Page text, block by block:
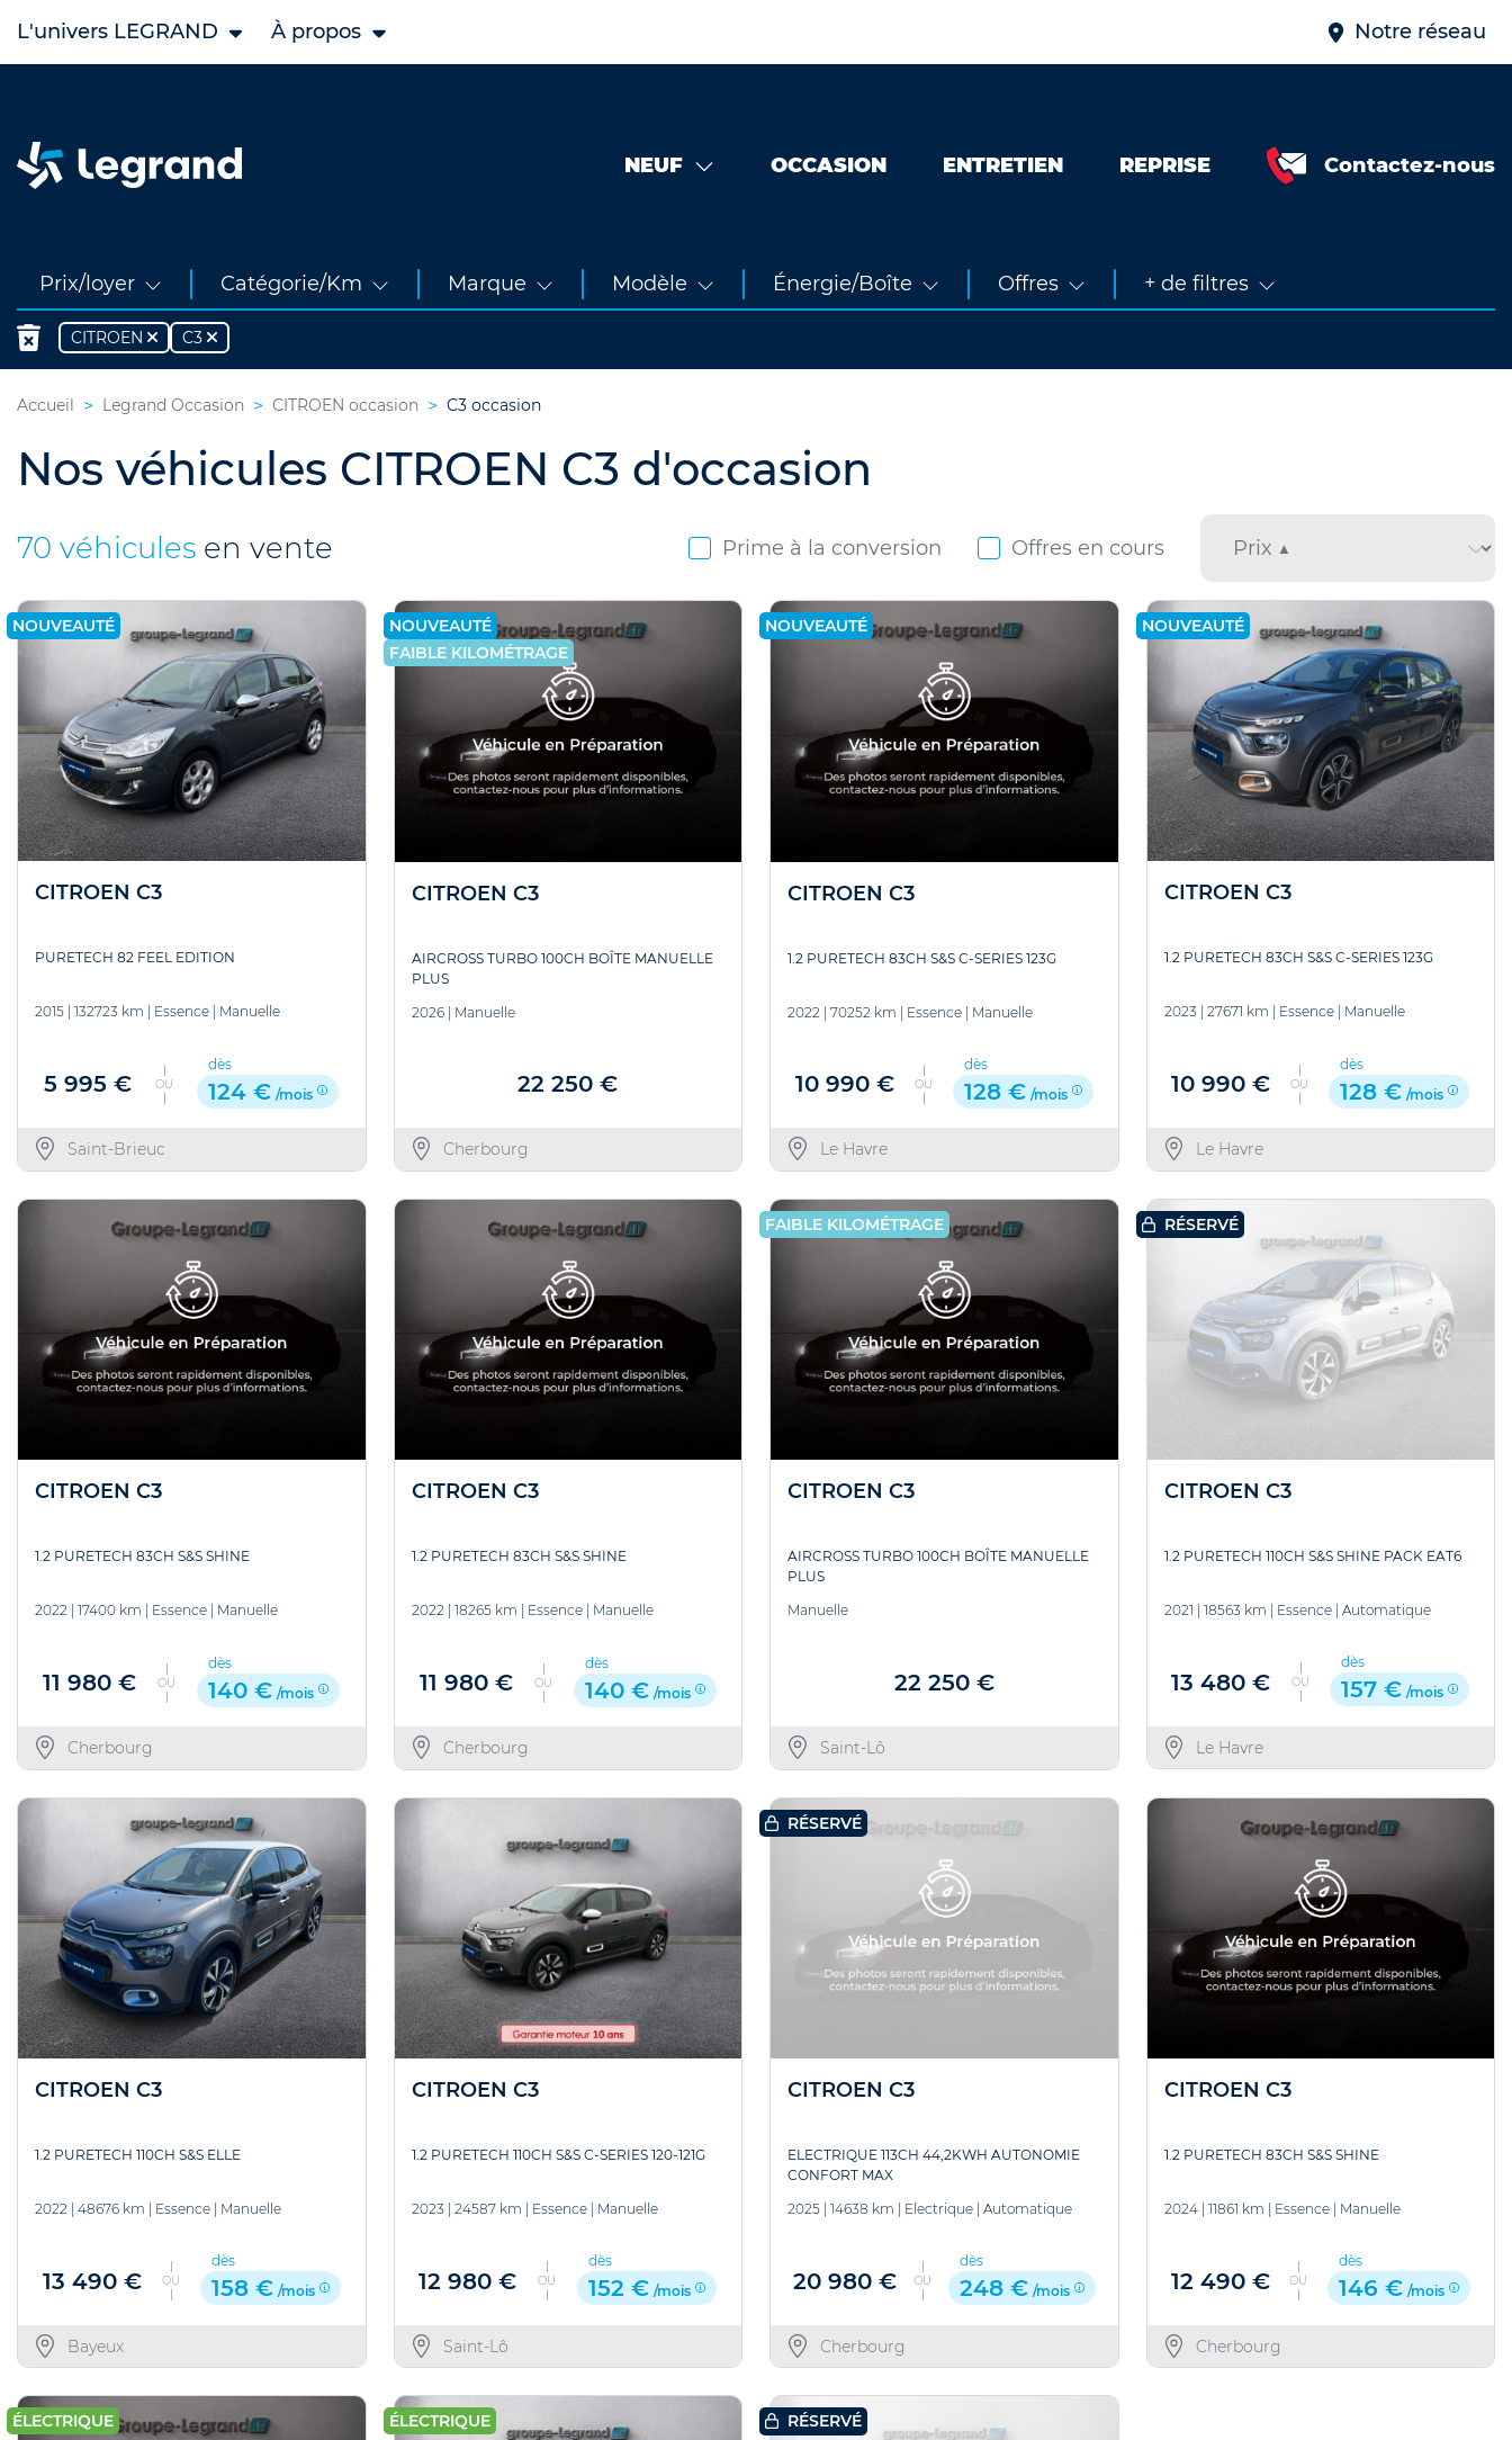
L'univers LEGRAND À propos Notre réseau
NEUF OCCASION ENTRETIEN REPRISE
Contactez-nous
Prix/loyer Catégorie/Km Marque Modèle Énergie/Boîte Offres + de filtres
CITROEN C3
Accueil Legrand Occasion CITROEN occasion C3 occasion
Nos véhicules CITROEN C3 d'occasion
70 véhicules en vente Prime à la conversion Offres en cours
NOUVEAUTÉ
CITROEN C3
PURETECH 82 FEEL EDITION
2015 132723 km Essence Manuelle
5 995 € OU
dès
124 € /mois
Saint-Brieuc
NOUVEAUTÉ
FAIBLE KILOMÉTRAGE
CITROEN C3
AIRCROSS TURBO 100CH BOÎTE MANUELLE
PLUS
2026| Manuelle
22 250 €
Cherbourg
NOUVEAUTÉ
CITROEN C3
1.2 PURETECH 83CH S&S C-SERIES 123G
2022 | 70252 km | Essence | Manuelle
10 990 € OU
dès
128 € /mois
Le Havre
NOUVEAUTÉ
CITROEN C3
1.2 PURETECH 83CH S&S C-SERIES 123G
2023 27671 km Essence| Manuelle
10 990 € OU
dès
128 € /mois
Le Havre
CITROEN C3
1.2 PURETECH 83CH S&S SHINE
2022 17400 km Essence Manuelle
11 980 € OU
dès
140 € /mois
Cherbourg
CITROEN C3
1.2 PURETECH 83CH S&S SHINE
2022| 18265 km Essence| Manuelle
11 980 € OU
dès
140 € /mois
Cherbourg
FAIBLE KILOMÉTRAGE
CITROEN C3
AIRCROSS TURBO 100CH BOÎTE MANUELLE
PLUS
Manuelle
22 250 €
Saint-Lô
RÉSERVÉ
CITROEN C3
1.2 PURETECH 110CH S&S SHINE PACK EAT6
2021 18563 km Essence| Automatique
13 480 € OU
dès
157 € /mois
Le Havre
CITROEN C3
1.2 PURETECH 110CH S&S ELLE
2022 48676 km Essence Manuelle
13 490 € OU
dès
158 € /mois
Bayeux
CITROEN C3
1.2 PURETECH 110CH S&S C-SERIES 120-121G
2023 24587 km Essence| Manuelle
12 980 € OU
dès
152 € /mois
Saint-Lô
RÉSERVÉ
CITROEN C3
ELECTRIQUE 113CH 44,2KWH AUTONOMIE
CONFORT MAX
2025 14638 km Electrique Automatique
20 980 € OU
dès
248 € /mois
Cherbourg
CITROEN C3
1.2 PURETECH 83CH S&S SHINE
2024| 11861 km Essence| Manuelle
12 490 € OU
dès
146 € /mois
Cherbourg
ÉLECTRIQUE ÉLECTRIQUE RÉSERVÉ